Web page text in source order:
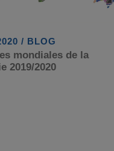
/ BLOG
mondiales de la
2019/2020